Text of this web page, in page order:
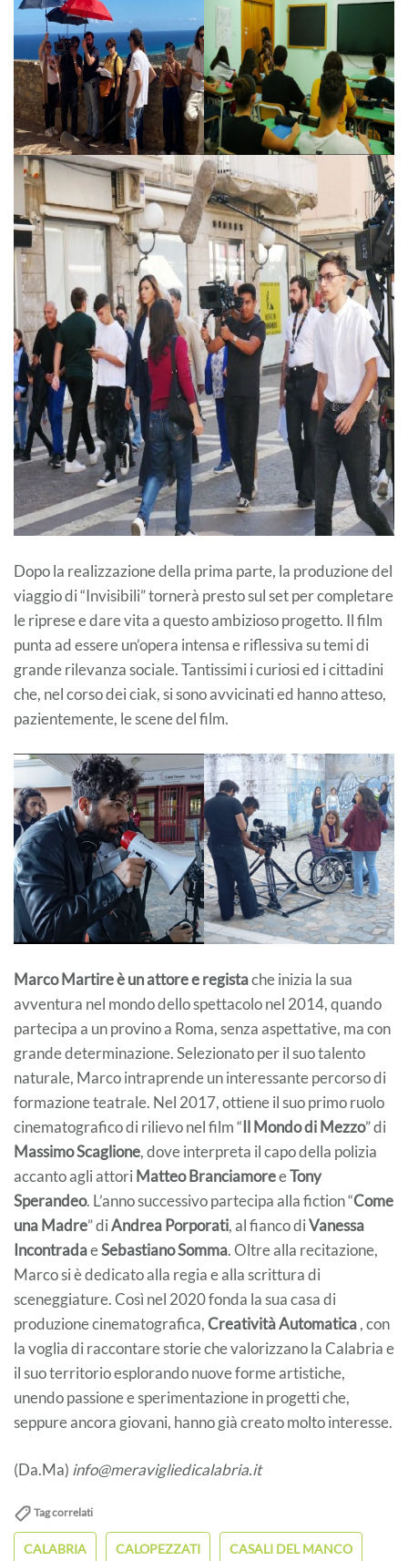
Dopo la realizzazione della prima parte, la produzione del
viaggio di “Invisibili” tornerà presto sul set per completare
le riprese e dare vita a questo ambizioso progetto. Il film
punta ad essere un’opera intensa e riflessiva su temi di
grande rilevanza sociale. Tantissimi i curiosi ed i cittadini
che, nel corso dei ciak, si sono avvicinati ed hanno atteso,
pazientemente, le scene del film.
Marco Martire è un attore e registache inizia la sua
avventura nel mondo dello spettacolo nel 2014, quando
partecipa a un provino a Roma, senza aspettative, ma con
grande determinazione. Selezionato per il suo talento
naturale, Marco intraprende un interessante percorso di
formazione teatrale. Nel 2017, ottiene il suo primo ruolo
cinematografico di rilievo nel film “Il Mondo di Mezzo” di
Massimo Scaglione, dove interpreta il capo della polizia
accanto agli attori Matteo BranciamoreeTony
Sperandeo. L’anno successivo partecipa alla fiction “Come
una Madre” diAndrea Porporati, al fianco diVanessa
IncontradaeSebastiano Somma. Oltre alla recitazione,
Marco si è dedicato alla regia e alla scrittura di
sceneggiature. Così nel 2020 fonda la sua casa di
produzione cinematografica,Creatività Automatica, con
la voglia di raccontare storie che valorizzano la Calabria e
il suo territorio esplorando nuove forme artistiche,
unendo passione e sperimentazione in progetti che,
seppure ancora giovani, hanno già creato molto interesse.
(Da.Ma) info@meravigliedicalabria.it
Tag correlati
CALABRIA CALOPEZZATI CASALI DEL MANCO